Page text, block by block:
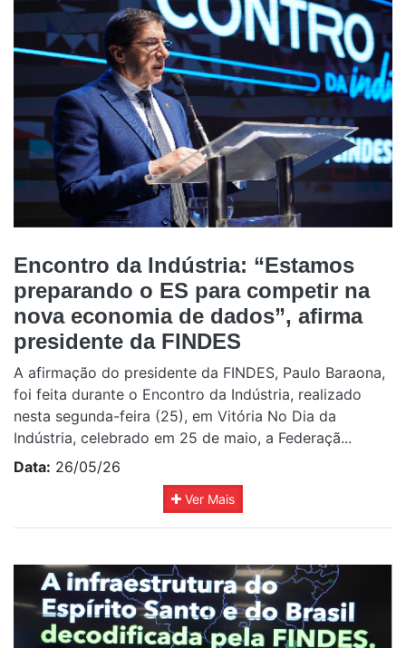
Encontro da Indústria: “Estamos
preparando o ES para competir na
nova economia de dados”, afirma
presidente da FINDES
A afirmação do presidente da FINDES, Paulo Baraona,
foi feita durante o Encontro da Indústria, realizado
nesta segunda-feira (25), em Vitória No Dia da
Indústria, celebrado em 25 de maio, a Federaçã...
Data: 26/05/26
Ver Mais